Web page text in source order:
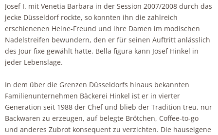
Josef I. mit Venetia Barbara in der Session 2007/2008 durch das
jecke Düsseldorf rockte, so konnten ihn die zahlreich
erschienenen Heine-Freund und ihre Damen im modischen
Nadelstreifen bewundern, den er für seinen Auftritt anlässlich
des Jour fixe gewählt hatte. Bella figura kann Josef Hinkel in
jeder Lebenslage.
In dem über die Grenzen Düsseldorfs hinaus bekannten
Familienunternehmen Bäckerei Hinkel ist er in vierter
Generation seit 1988 der Chef und blieb der Tradition treu, nur
Backwaren zu erzeugen, auf belegte Brötchen, Coffee-to-go
und anderes Zubrot konsequent zu verzichten. Die hauseigene